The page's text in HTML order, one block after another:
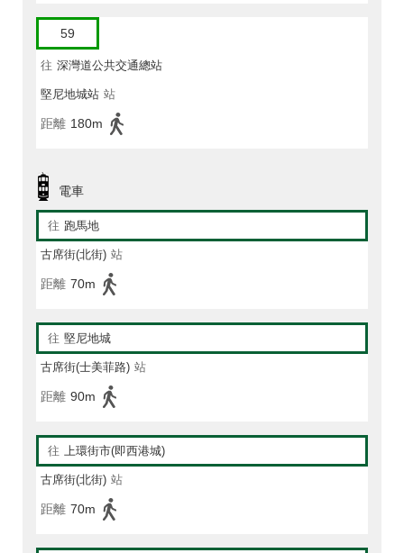
59
往 深灣道公共交通總站
堅尼地城站 站
距離 180m
電車
往 跑馬地
古席街(北街) 站
距離 70m
往 堅尼地城
古席街(士美菲路) 站
距離 90m
往 上環街市(即西港城)
古席街(北街) 站
距離 70m